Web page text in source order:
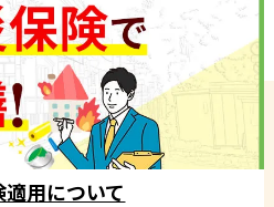
用について